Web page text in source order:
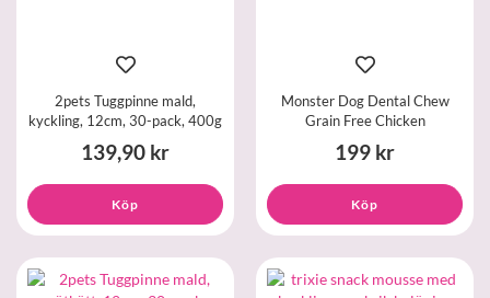
2pets Tuggpinne mald,
kyckling, 12cm, 30-pack, 400g
139,90 kr
Köp
Monster Dog Dental Chew
Grain Free Chicken
199 kr
Köp